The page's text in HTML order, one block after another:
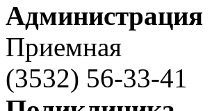
Администрация
Приемная
(3532) 56-33-41